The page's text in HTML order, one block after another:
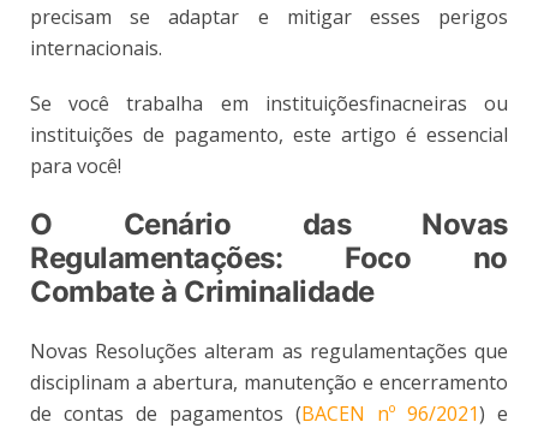
precisam se adaptar e mitigar esses perigos
internacionais.
Se você trabalha em instituiçõesfinacneiras ou
instituições de pagamento, este artigo é essencial
para você!
O Cenário das Novas
Regulamentações: Foco no
Combate à Criminalidade
Novas Resoluções alteram as regulamentações que
disciplinam a abertura, manutenção e encerramento
de contas de pagamentos (BACEN nº 96/2021) e